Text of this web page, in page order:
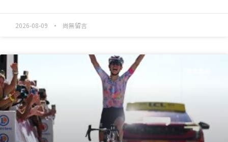
2026-08-09 尚無留言